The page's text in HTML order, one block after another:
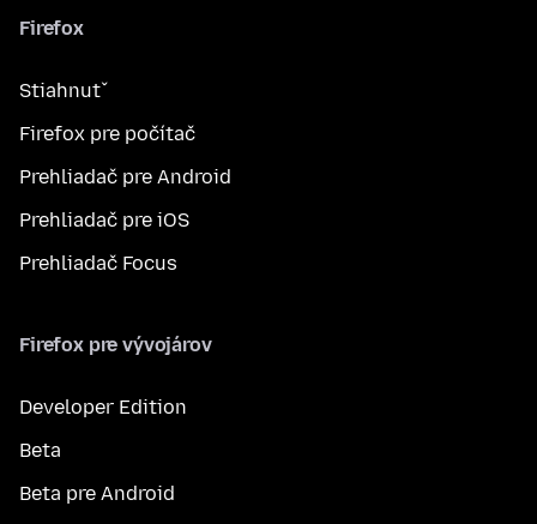
Firefox
Stiahnuť
Firefox pre počítač
Prehliadač pre Android
Prehliadač pre iOS
Prehliadač Focus
Firefox pre vývojárov
Developer Edition
Beta
Beta pre Android